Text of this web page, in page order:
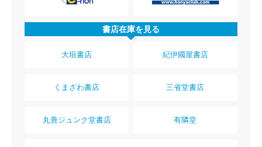
書店在庫を見る
大垣書店 紀伊國屋書店
くまざわ書店 三省堂書店
丸善ジュンク堂書店 有隣堂